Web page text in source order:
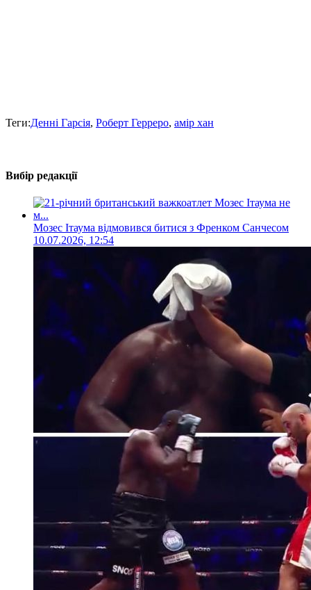
Теги:Денні Гарсія, Роберт Герреро, амір хан
Вибір редакції
Мозес Ітаума відмовився битися з Френком Санчесом
10.07.2026, 12:54